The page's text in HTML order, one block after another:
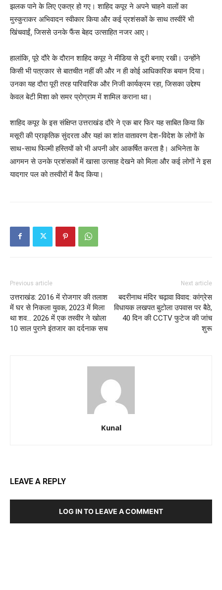
झलक पाने के लिए एकत्र हो गए। शाहिद कपूर ने अपने चाहने वालों का
मुस्कुराकर अभिवादन स्वीकार किया और कई प्रशंसकों के साथ तस्वीरें भी
खिंचवाईं, जिससे उनके फैंस बेहद उत्साहित नजर आए।
हालांकि, पूरे दौरे के दौरान शाहिद कपूर ने मीडिया से दूरी बनाए रखी। उन्होंने
किसी भी पत्रकार से बातचीत नहीं की और न ही कोई आधिकारिक बयान दिया।
उनका यह दौरा पूरी तरह पारिवारिक और निजी कार्यक्रम रहा, जिसका उद्देश्य
केवल बेटी मिशा को समर प्रोग्राम में शामिल कराना था।
शाहिद कपूर के इस संक्षिप्त उत्तराखंड दौरे ने एक बार फिर यह साबित किया कि
मसूरी की प्राकृतिक सुंदरता और यहां का शांत वातावरण देश-विदेश के लोगों के
साथ-साथ फिल्मी हस्तियों को भी अपनी ओर आकर्षित करता है। अभिनेता के
आगमन से उनके प्रशंसकों में खासा उत्साह देखने को मिला और कई लोगों ने इस
यादगार पल को तस्वीरों में कैद किया।
Previous article
उत्तराखंड: 2016 में रोजगार की तलाश
में घर से निकला युवक, 2023 में मिला
था शव… 2026 में एक तस्वीर ने खोला
10 साल पुराने इंतजार का दर्दनाक सच
Next article
बदरीनाथ मंदिर चढ़ावा विवाद: कांग्रेस
विधायक लखपत बुटोला उपवास पर बैठे,
40 दिन की CCTV फुटेज की जांच
शुरू
Kunal
LEAVE A REPLY
LOG IN TO LEAVE A COMMENT